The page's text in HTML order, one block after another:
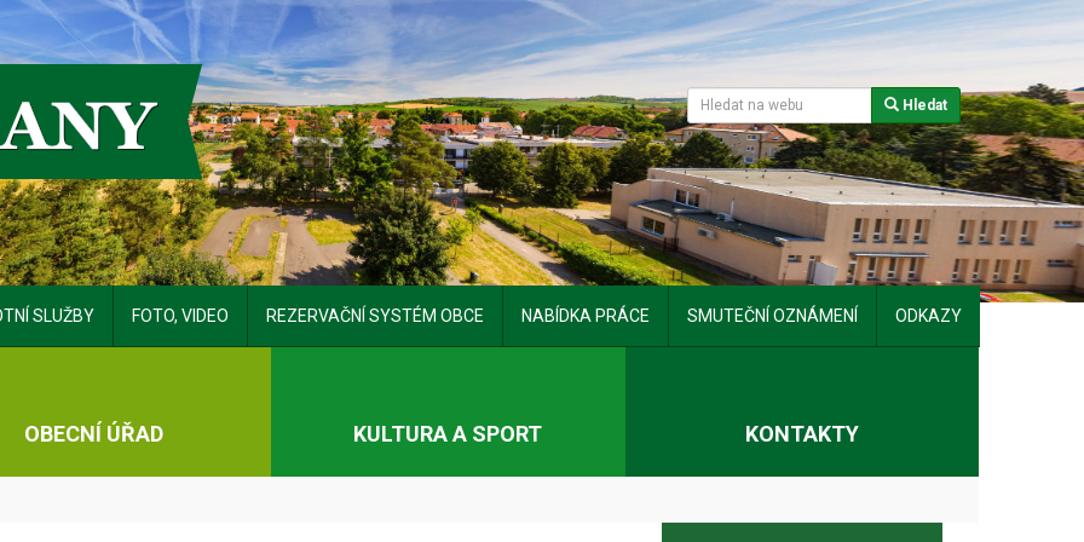
Hledat
SLUŽBY FOTO, VIDEO REZERVAČNÍ SYSTÉM OBCE NABÍDKA PRÁCE SMUTEČNÍ OZNÁMENÍ ODKAZY
OBECNÍ ÚŘAD KULTURA A SPORT KONTAKTY